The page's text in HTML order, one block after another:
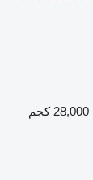
28,000 كجم